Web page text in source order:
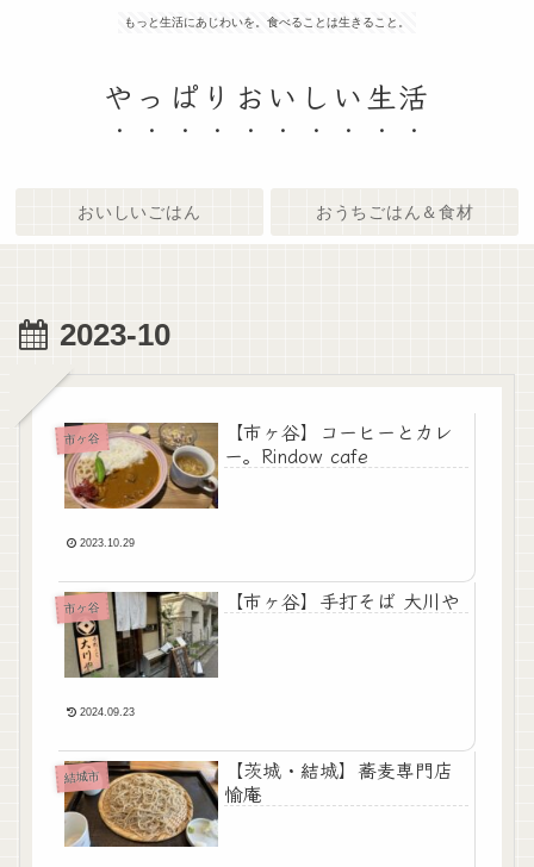
もっと生活にあじわいを。食べることは生きること。
やっぱりおいしい生活
おいしいごはん おうちごはん＆食材
2023-10
市ヶ谷
【市ヶ谷】コーヒーとカレ
ー。Rindow cafe
2023.10.29
市ヶ谷 【市ヶ谷】手打そば 大川や
2024.09.23
結城市
【茨城・結城】蕎麦専門店
愉庵